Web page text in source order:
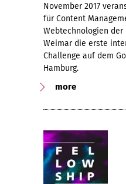
November 2017
für Content
Webtechnologien
Weimar die erste
Challenge auf dem
Hamburg.
more